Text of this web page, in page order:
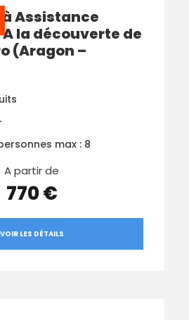
à Assistance
la découverte de
(Aragon –
max : 8
A partir de
770 €
VOIR LES DÉTAILS